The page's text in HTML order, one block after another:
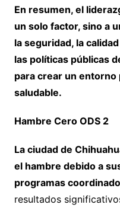
En resumen, el
un solo factor, sino a
la seguridad, la
las políticas públicas
para crear un entorno
saludable.
Hambre Cero ODS 2
La ciudad de
el hambre debido a
programas
resultados